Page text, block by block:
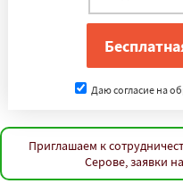
Даю согласие на
Приглашаем к
Серове, заявки